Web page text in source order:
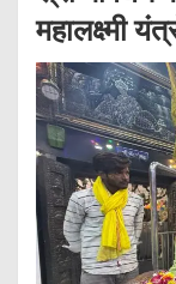
महालक्ष्मी